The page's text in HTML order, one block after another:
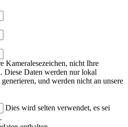
Kameralesezeichen, nicht Ihre
Diese Daten werden nur lokal
und werden nicht an unsere
Dies wird selten verwendet, es sei